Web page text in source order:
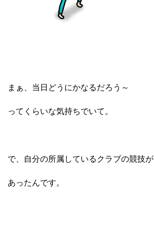
まぁ、当日どうにかなるだろう～
ってくらいな気持ちでいて。
で、自分の所属しているクラブの競技が
あったんです。